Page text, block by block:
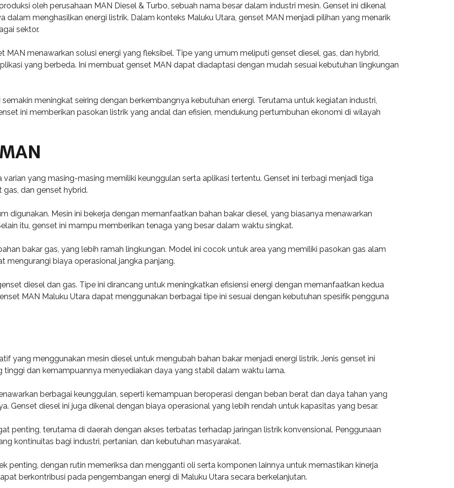
oleh perusahaan MAN Diesel & Turbo, sebuah nama besar dalam industri mesin. Genset ini dikenal
dalam menghasilkan energi listrik. Dalam konteks Maluku Utara, genset MAN menjadi pilihan yang menarik
sektor.
MAN menawarkan solusi energi yang fleksibel. Tipe yang umum meliputi genset diesel, gas, dan hybrid,
yang berbeda. Ini membuat genset MAN dapat diadaptasi dengan mudah sesuai kebutuhan lingkungan
meningkat seiring dengan berkembangnya kebutuhan energi. Terutama untuk kegiatan industri,
ini memberikan pasokan listrik yang andal dan efisien, mendukung pertumbuhan ekonomi di wilayah
yang masing-masing memiliki keunggulan serta aplikasi tertentu. Genset ini terbagi menjadi tiga
dan genset hybrid.
digunakan. Mesin ini bekerja dengan memanfaatkan bahan bakar diesel, yang biasanya menawarkan
itu, genset ini mampu memberikan tenaga yang besar dalam waktu singkat.
bakar gas, yang lebih ramah lingkungan. Model ini cocok untuk area yang memiliki pasokan gas alam
mengurangi biaya operasional jangka panjang.
diesel dan gas. Tipe ini dirancang untuk meningkatkan efisiensi energi dengan memanfaatkan kedua
MAN Maluku Utara dapat menggunakan berbagai tipe ini sesuai dengan kebutuhan spesifik pengguna
yang menggunakan mesin diesel untuk mengubah bahan bakar menjadi energi listrik. Jenis genset ini
tinggi dan kemampuannya menyediakan daya yang stabil dalam waktu lama.
berbagai keunggulan, seperti kemampuan beroperasi dengan beban berat dan daya tahan yang
Genset diesel ini juga dikenal dengan biaya operasional yang lebih rendah untuk kapasitas yang besar.
penting, terutama di daerah dengan akses terbatas terhadap jaringan listrik konvensional. Penggunaan
kontinuitas bagi industri, pertanian, dan kebutuhan masyarakat.
penting, dengan rutin memeriksa dan mengganti oli serta komponen lainnya untuk memastikan kinerja
berkontribusi pada pengembangan energi di Maluku Utara secara berkelanjutan.